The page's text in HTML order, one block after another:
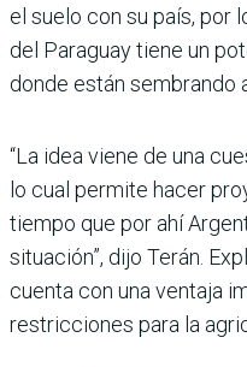
el suelo con su país, por
del Paraguay tiene un
donde están sembrando
“La idea viene de una
lo cual permite hacer
tiempo que por ahí
situación”, dijo Terán.
cuenta con una ventaja
restricciones para la